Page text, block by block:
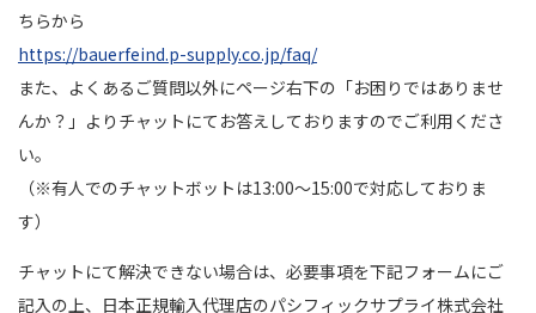
ちらから
https://bauerfeind.p-supply.co.jp/faq/
また、よくあるご質問以外にページ右下の「お困りではありませ
んか？」よりチャットにてお答えしておりますのでご利用くださ
い。
（※有人でのチャットボットは13:00～15:00で対応しておりま
す）
チャットにて解決できない場合は、必要事項を下記フォームにご
記入の上、日本正規輸入代理店のパシフィックサプライ株式会社